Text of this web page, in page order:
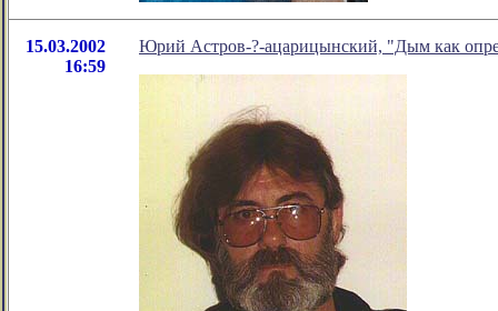
15.03.2002
16:59
Юрий Астров-?-ацарицынский, "Дым как